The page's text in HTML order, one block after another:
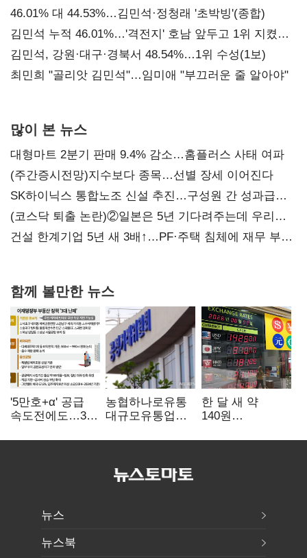
대표된 양 당직 배분"
46.01% 대 44.53%…김민석·정청래 '초박빙'(종합)
김민석 누적 46.01%…'격전지' 호남 앞두고 1위 지켰다
(2보)
김민석, 강원·대구·경북서 48.54%…1위 수성(1보)
최민희 "골리앗 김민석"…임미애 "부끄러운 줄 알아야"
많이 본 뉴스
대형마트 2분기 판매 9.4% 감소…홈플러스 사태 여파
(주간증시전망)지수보다 종목…선별 장세 이어진다
SK하이닉스 통합노조 신설 추진…구성원 간 성과급
불만 확산
(코스닥 퇴출 논란)②일본은 5년 기다려주는데 우리는
당장 퇴출?…시간만으론 부족한 코스닥 구하기
건설 한계기업 5년 새 3배↑…PF·주택 침체에 재무 부담
함께 볼만한 뉴스
'5만호+α' 공급
속도전에도…3대
농협하나로유통
대규모유통업법
공정위, 과징금
부과
한 달 새 약
140원
엔저'에 원화
뉴스
뉴스북